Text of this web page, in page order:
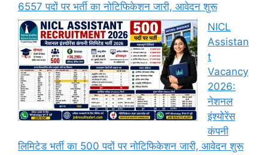
6557 पदों पर भर्ती का नोटिफिकेशन जारी, आवेदन शुरू
NICL
Assistan
t
Vacancy
2026:
नेशनल
इंश्योरेंस
कंपनी
लिमिटेड भर्ती का 500 पदों पर नोटिफिकेशन जारी, आवेदन शुरू